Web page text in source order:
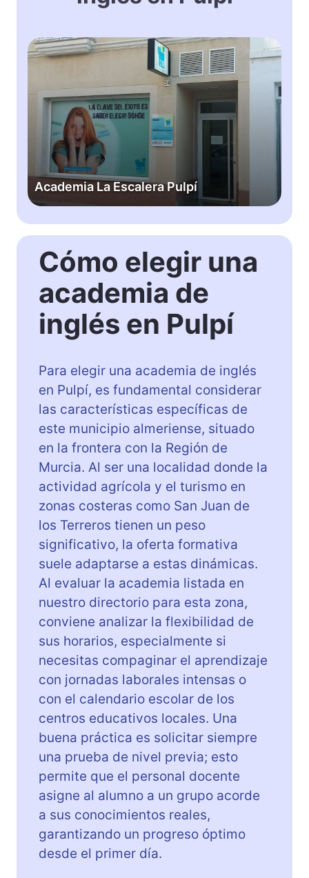
Academia La Escalera Pulpí
A
c
d
L
a
s
Cómo elegir una
academia de
inglés en Pulpí
Para elegir una academia de inglés
en Pulpí, es fundamental considerar
las características específicas de
este municipio almeriense, situado
en la frontera con la Región de
Murcia. Al ser una localidad donde la
actividad agrícola y el turismo en
zonas costeras como San Juan de
los Terreros tienen un peso
significativo, la oferta formativa
suele adaptarse a estas dinámicas.
Al evaluar la academia listada en
nuestro directorio para esta zona,
conviene analizar la flexibilidad de
sus horarios, especialmente si
necesitas compaginar el aprendizaje
con jornadas laborales intensas o
con el calendario escolar de los
centros educativos locales. Una
buena práctica es solicitar siempre
una prueba de nivel previa; esto
permite que el personal docente
asigne al alumno a un grupo acorde
a sus conocimientos reales,
garantizando un progreso óptimo
desde el primer día.